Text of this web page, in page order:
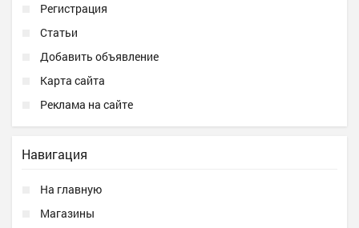
Регистрация
Статьи
Добавить объявление
Карта сайта
Реклама на сайте
Навигация
На главную
Магазины